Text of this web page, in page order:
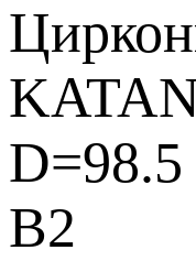
D=98.5
B2